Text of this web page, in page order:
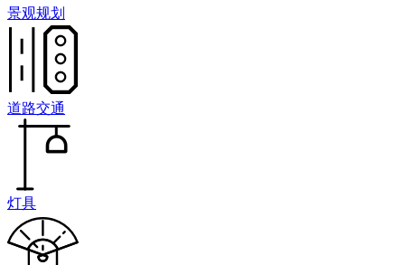
景观规划
道路交通
灯具